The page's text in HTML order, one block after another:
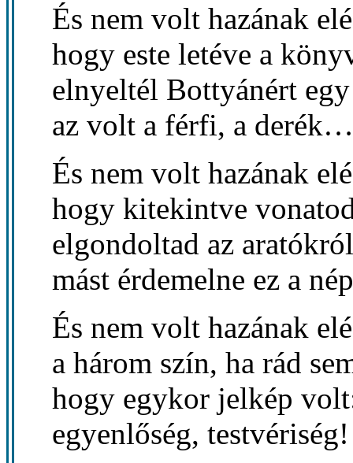
És nem volt hazának
hogy este letéve a
elnyeltél Bottyánért
az volt a férfi, a
És nem volt hazának
hogy kitekintve
elgondoltad az
mást érdemelne ez a
És nem volt hazának
a három szín, ha rád
hogy egykor jelkép
egyenlőség, testvériség!